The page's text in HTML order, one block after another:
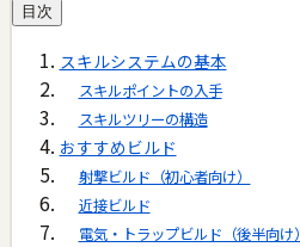
目次
スキルシステムの基本
スキルポイントの入手
スキルツリーの構造
おすすめビルド
射撃ビルド（初心者向け）
近接ビルド
電気・トラップビルド（後半向け）